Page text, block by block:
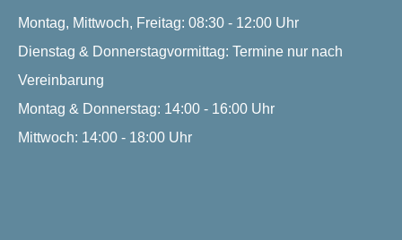
Montag, Mittwoch, Freitag: 08:30 - 12:00 Uhr
Dienstag & Donnerstagvormittag: Termine nur nach
Vereinbarung
Montag & Donnerstag: 14:00 - 16:00 Uhr
Mittwoch: 14:00 - 18:00 Uhr